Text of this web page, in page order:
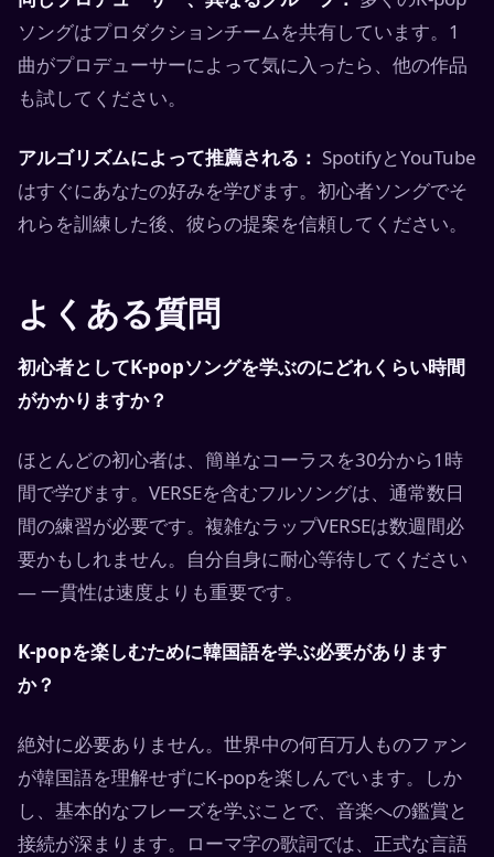
ソングはプロダクションチームを共有しています。1
曲がプロデューサーによって気に入ったら、他の作品
も試してください。
アルゴリズムによって推薦される： SpotifyとYouTube
はすぐにあなたの好みを学びます。初心者ソングでそ
れらを訓練した後、彼らの提案を信頼してください。
よくある質問
初心者としてK-popソングを学ぶのにどれくらい時間
がかかりますか？
ほとんどの初心者は、簡単なコーラスを30分から1時
間で学びます。VERSEを含むフルソングは、通常数日
間の練習が必要です。複雑なラップVERSEは数週間必
要かもしれません。自分自身に耐心等待してください
— 一貫性は速度よりも重要です。
K-popを楽しむために韓国語を学ぶ必要があります
か？
絶対に必要ありません。世界中の何百万人ものファン
が韓国語を理解せずにK-popを楽しんでいます。しか
し、基本的なフレーズを学ぶことで、音楽への鑑賞と
接続が深まります。ローマ字の歌詞では、正式な言語